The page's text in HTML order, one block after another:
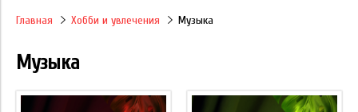
Главная Хобби и увлечения Музыка
Музыка